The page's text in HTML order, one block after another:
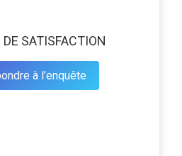
DE SATISFACTION
à l’enquête